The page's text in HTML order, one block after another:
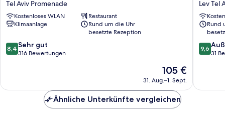
By
AFI
Hotels
Aviv
Promenade
Tel Aviv Promenade
Kostenloses WLAN
Restaurant
Klimaanlage
Rund um die Uhr
besetzte Rezeption
8.4
von
316
Bewertungen
8,4 Sehr gut
316 Bewertungen
Der
Preis
beträgt
105 €
105 €
31. Aug.–1. Sept.
-
by
Echo
Hotels
Lev
Tel
Lev Tel
Rund
9.6
von
9,6
31
Ähnliche Unterkünfte vergleichen